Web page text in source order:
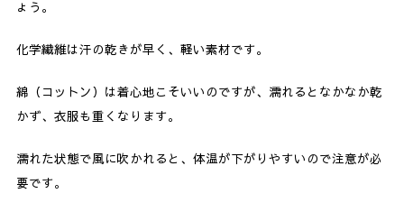
ょう。
化学繊維は汗の乾きが早く、軽い素材です。
綿（コットン）は着心地こそいいのですが、濡れるとなかなか乾
かず、衣服も重くなります。
濡れた状態で風に吹かれると、体温が下がりやすいので注意が必
要です。